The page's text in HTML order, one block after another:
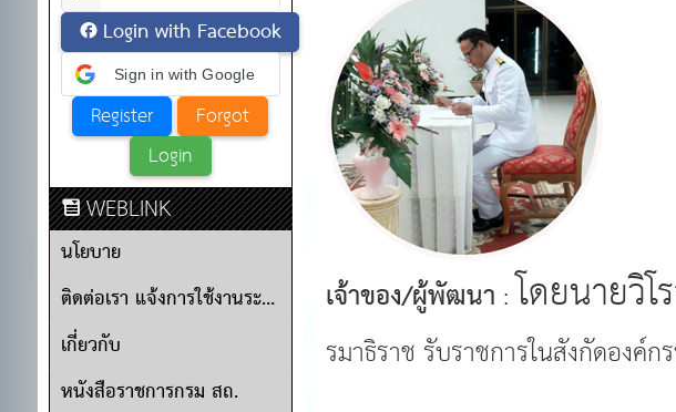
Login with Facebook
Sign in with Google
WEBLINK
นโยบาย
ติดต่อเรา แจ้งการใช้งานระบบ
เกี่ยวกับ
หนังสือราชการกรม สถ.
เจ้าของ/ผู้พัฒนา :โดยนายวิ
รมาธิราช รับราชการในสังกัดองค์